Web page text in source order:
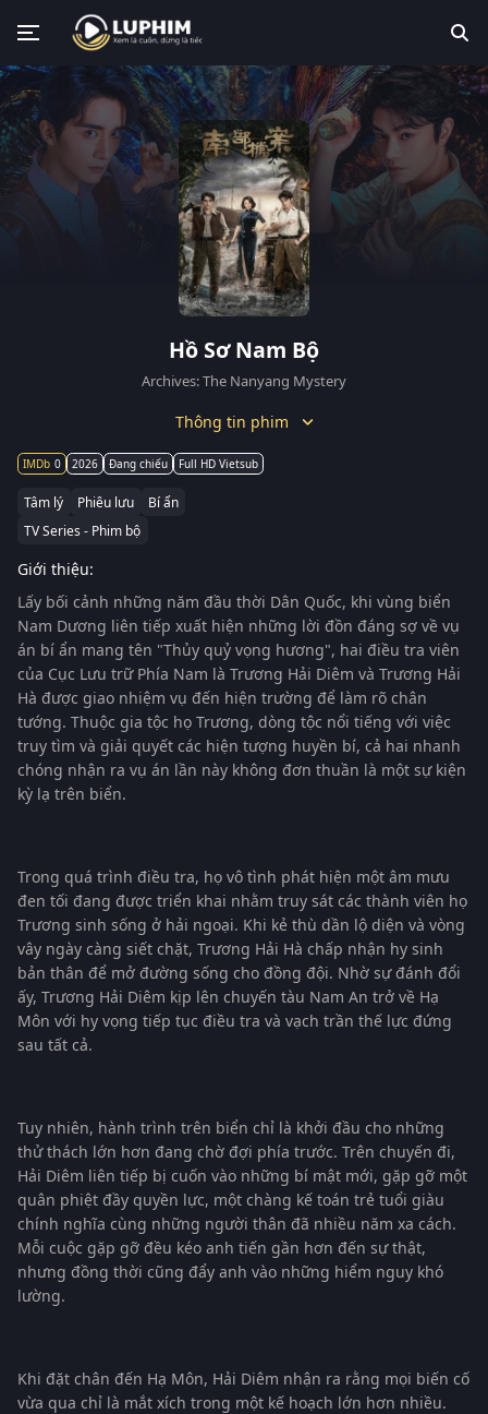
Hồ Sơ Nam Bộ
Archives: The Nanyang Mystery
Thông tin phim
0 2026 Đang chiếu Full HD Vietsub
Tâm lý Phiêu lưu
Bí ẩn
TV Series - Phim bộ
Giới thiệu:
Lấy bối cảnh những năm đầu thời Dân Quốc, khi vùng biển
Nam Dương liên tiếp xuất hiện những lời đồn đáng sợ về vụ
án bí ẩn mang tên "Thủy quỷ vọng hương", hai điều tra viên
của Cục Lưu trữ Phía Nam là Trương Hải Diêm và Trương Hải
Hà được giao nhiệm vụ đến hiện trường để làm rõ chân
tướng. Thuộc gia tộc họ Trương, dòng tộc nổi tiếng với việc
truy tìm và giải quyết các hiện tượng huyền bí, cả hai nhanh
chóng nhận ra vụ án lần này không đơn thuần là một sự kiện
kỳ lạ trên biển.
Trong quá trình điều tra, họ vô tình phát hiện một âm mưu
đen tối đang được triển khai nhằm truy sát các thành viên họ
Trương sinh sống ở hải ngoại. Khi kẻ thù dần lộ diện và vòng
vây ngày càng siết chặt, Trương Hải Hà chấp nhận hy sinh
bản thân để mở đường sống cho đồng đội. Nhờ sự đánh đổi
ấy, Trương Hải Diêm kịp lên chuyến tàu Nam An trở về Hạ
Môn với hy vọng tiếp tục điều tra và vạch trần thế lực đứng
sau tất cả.
Tuy nhiên, hành trình trên biển chỉ là khởi đầu cho những
thử thách lớn hơn đang chờ đợi phía trước. Trên chuyến đi,
Hải Diêm liên tiếp bị cuốn vào những bí mật mới, gặp gỡ một
quân phiệt đầy quyền lực, một chàng kế toán trẻ tuổi giàu
chính nghĩa cùng những người thân đã nhiều năm xa cách.
Mỗi cuộc gặp gỡ đều kéo anh tiến gần hơn đến sự thật,
nhưng đồng thời cũng đẩy anh vào những hiểm nguy khó
lường.
Khi đặt chân đến Hạ Môn, Hải Diêm nhận ra rằng mọi biến cố
vừa qua chỉ là mắt xích trong một kế hoạch lớn hơn nhiều.